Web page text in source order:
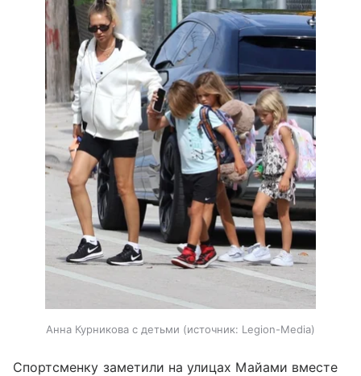
Анна Курникова с детьми источник: Legion-Media
Спортсменку заметили на улицах Майами вместе